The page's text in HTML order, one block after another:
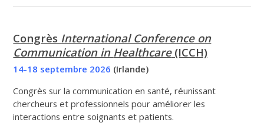
Congrès International Conference on
Communication in Healthcare(ICCH)
14-18 septembre 2026 (Irlande)
Congrès sur la communication en santé, réunissant
chercheurs et professionnels pour améliorer les
interactions entre soignants et patients.